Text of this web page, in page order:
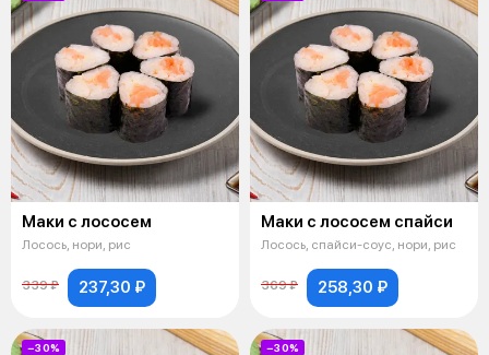
Маки с лососем
Лосось, нори, рис
339 ₽ 237,30 ₽
Маки с лососем спайси
Лосось, спайси-соус, нори, рис
369 ₽ 258,30 ₽
−30% −30%